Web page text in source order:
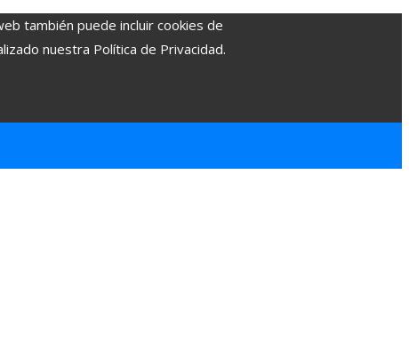
también puede incluir cookies de
nuestra Política de Privacidad.